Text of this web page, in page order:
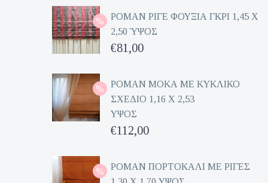
ΡΟΜΑΝ ΡΙΓΕ ΦΟΥΞΙΑ ΓΚΡΙ 1,45 Χ
2,50 ΎΨΟΣ
Original
was:
€162,00.
€81,00
τρέχουσα
τιμή
είναι:
€81,00.
ΡΟΜΑΝ ΜΟΚΑ ΜΕ ΚΥΚΛΙΚΟ
ΣΧΕΔΙΟ 1,16 Χ 2,53
ΥΨΟΣ
Original
was:
€112,00
τρέχουσα
ΡΟΜΑΝ ΠΟΡΤΟΚΑΛΙ ΜΕ ΡΙΓΕΣ